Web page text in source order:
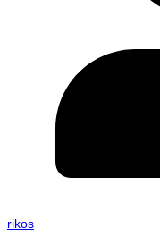
rikos